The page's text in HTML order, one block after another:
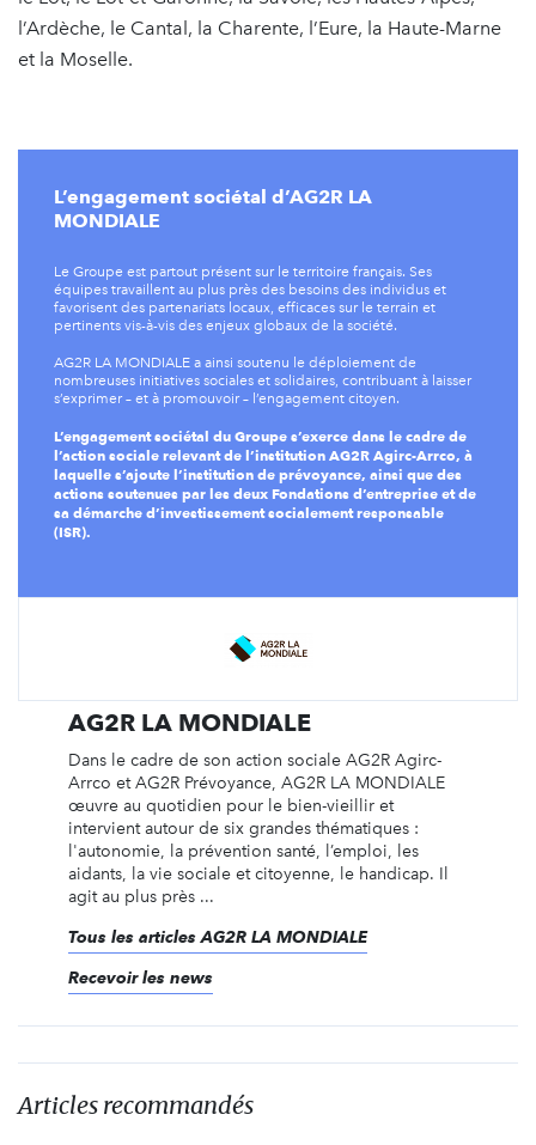
l’Ardèche, le Cantal, la Charente, l’Eure, la Haute-Marne
et la Moselle.
L’engagement sociétal d’AG2R LA
MONDIALE
Le Groupe est partout présent sur le territoire français. Ses
équipes travaillent au plus près des besoins des individus et
favorisent des partenariats locaux, efficaces sur le terrain et
pertinents vis-à-vis des enjeux globaux de la société.
AG2R LA MONDIALE a ainsi soutenu le déploiement de
nombreuses initiatives sociales et solidaires, contribuant à laisser
s’exprimer – et à promouvoir – l’engagement citoyen.
L’engagement sociétal du Groupe s’exerce dans le cadre de
l’action sociale relevant de l’institution AG2R Agirc-Arrco, à
laquelle s’ajoute l’institution de prévoyance, ainsi que des
actions soutenues par les deux Fondations d’entreprise et de
sa démarche d’investissement socialement responsable
(ISR).
AG2R LA MONDIALE
Dans le cadre de son action sociale AG2R Agirc-
Arrco et AG2R Prévoyance, AG2R LA MONDIALE
œuvre au quotidien pour le bien-vieillir et
intervient autour de six grandes thématiques :
l'autonomie, la prévention santé, l’emploi, les
aidants, la vie sociale et citoyenne, le handicap. Il
agit au plus près ...
Tous les articles AG2R LA MONDIALE
Recevoir les news
Articles recommandés